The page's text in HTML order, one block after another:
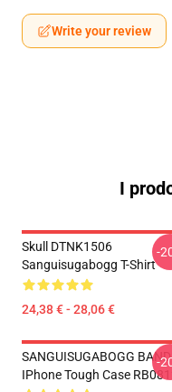
Write your review
I
Skull DTNK1506
Sanguisugabogg T-Shirt
24,38 € - 28,06 €
-
SANGUISUGABOGG BAND
IPhone Tough Case RB0812
-